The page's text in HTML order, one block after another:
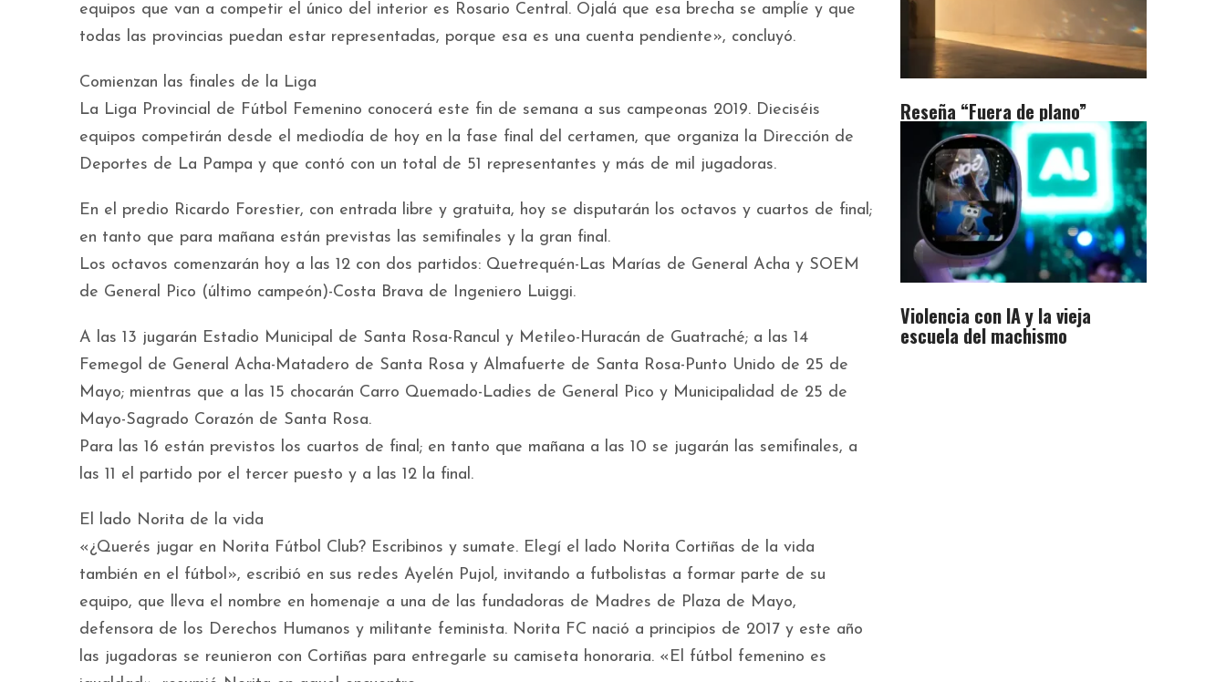
equipos que van a competir el único del interior es Rosario Central. Ojalá que esa brecha se amplíe y que
todas las provincias puedan estar representadas, porque esa es una cuenta pendiente», concluyó.
Comienzan las finales de la Liga
La Liga Provincial de Fútbol Femenino conocerá este fin de semana a sus campeonas 2019. Dieciséis
equipos competirán desde el mediodía de hoy en la fase final del certamen, que organiza la Dirección de
Deportes de La Pampa y que contó con un total de 51 representantes y más de mil jugadoras.
En el predio Ricardo Forestier, con entrada libre y gratuita, hoy se disputarán los octavos y cuartos de final;
en tanto que para mañana están previstas las semifinales y la gran final.
Los octavos comenzarán hoy a las 12 con dos partidos: Quetrequén-Las Marías de General Acha y SOEM
de General Pico (último campeón)-Costa Brava de Ingeniero Luiggi.
A las 13 jugarán Estadio Municipal de Santa Rosa-Rancul y Metileo-Huracán de Guatraché; a las 14
Femegol de General Acha-Matadero de Santa Rosa y Almafuerte de Santa Rosa-Punto Unido de 25 de
Mayo; mientras que a las 15 chocarán Carro Quemado-Ladies de General Pico y Municipalidad de 25 de
Mayo-Sagrado Corazón de Santa Rosa.
Para las 16 están previstos los cuartos de final; en tanto que mañana a las 10 se jugarán las semifinales, a
las 11 el partido por el tercer puesto y a las 12 la final.
El lado Norita de la vida
«¿Querés jugar en Norita Fútbol Club? Escribinos y sumate. Elegí el lado Norita Cortiñas de la vida
también en el fútbol», escribió en sus redes Ayelén Pujol, invitando a futbolistas a formar parte de su
equipo, que lleva el nombre en homenaje a una de las fundadoras de Madres de Plaza de Mayo,
defensora de los Derechos Humanos y militante feminista. Norita FC nació a principios de 2017 y este año
las jugadoras se reunieron con Cortiñas para entregarle su camiseta honoraria. «El fútbol femenino es
Reseña “Fuera de plano”
Violencia con IA y la vieja
escuela del machismo